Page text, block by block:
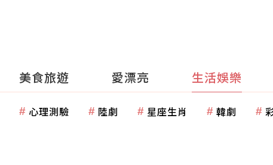
美食旅遊 愛漂亮 生活娛樂
心理測驗 陸劇 星座生肖 韓劇